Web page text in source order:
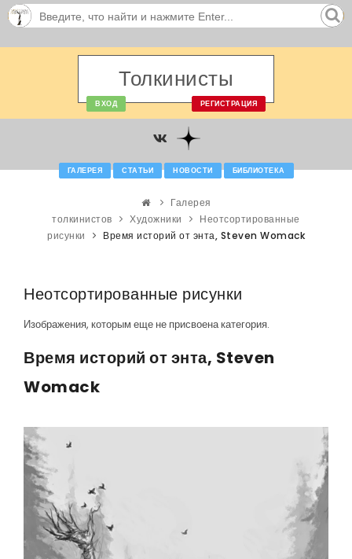
Толкинисты
ВХОД РЕГИСТРАЦИЯ
ГАЛЕРЕЯ СТАТЬИ НОВОСТИ БИБЛИОТЕКА
Галерея
толкинистов
Художники
Неотсортированные
рисунки
Время историй от энта, Steven Womack
Неотсортированные рисунки
Изображения, которым еще не присвоена категория.
Время историй от энта, Steven
Womack